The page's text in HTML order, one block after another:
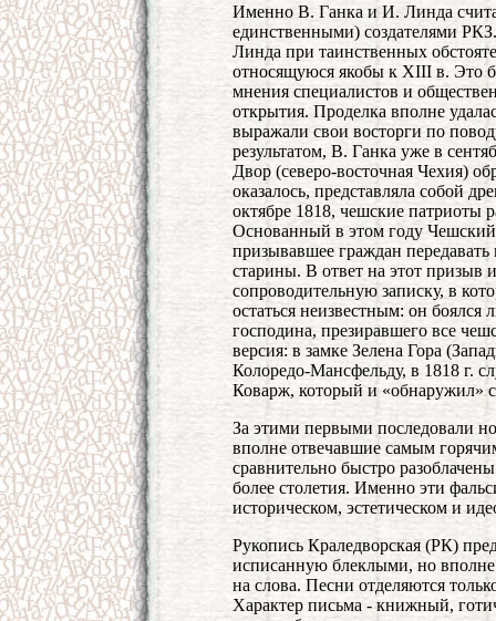
Именно В. Ганка и И. Линда
единственными) создателями
Линда при таинственных
относящуюся якобы к XIII в. Это
мнения специалистов и
открытия. Проделка вполне
выражали свои восторги по
результатом, В. Ганка уже в
Двор (северо-восточная Чехия)
оказалось, представляла собой
октябре 1818, чешские патриоты
Основанный в этом году
призывавшее граждан
старины. В ответ на этот призыв
сопроводительную записку, в
остаться неизвестным: он
господина, презиравшего все
версия: в замке Зелена Гора
Колоредо-Мансфельду, в 1818 г.
Коварж, который и «обнаружил»
За этими первыми последовали
вполне отвечавшие самым
сравнительно быстро
более столетия. Именно эти
историческом, эстетическом и
Рукопись Краледворская (РК)
исписанную блеклыми, но
на слова. Песни отделяются
Характер письма - книжный,